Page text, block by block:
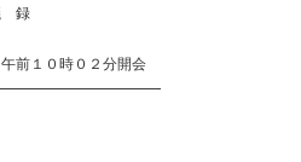
録
午前１０時０２分開会